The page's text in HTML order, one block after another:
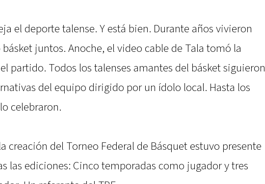
el deporte talense. Y está bien. Durante años vivieron
juntos. Anoche, el video cable de Tala tomó la
partido. Todos los talenses amantes del básket siguieron
del equipo dirigido por un ídolo local. Hasta los
celebraron.
creación del Torneo Federal de Básquet estuvo presente
las ediciones: Cinco temporadas como jugador y tres